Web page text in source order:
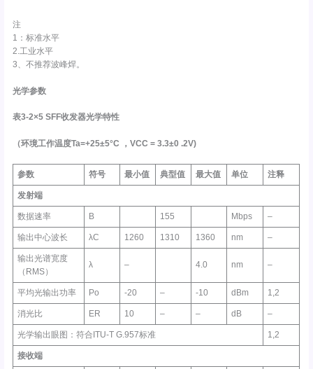
注
1：标准水平
2.工业水平
3、不推荐波峰焊。
光学参数
表3-2×5 SFF收发器光学特性
（环境工作温度Ta=+25±5°C ，VCC = 3.3±0 .2V)
参数 符号 最小值 典型值 最大值 单位 注释
发射端
数据速率 B 155 Mbps –
输出中心波长 λC 1260 1310 1360 nm –
输出光谱宽度
（RMS）
λ – 4.0 nm –
平均光输出功率 Po -20 – -10 dBm 1,2
消光比 ER 10 – – dB –
光学输出眼图：符合ITU-T G.957标准 1,2
接收端